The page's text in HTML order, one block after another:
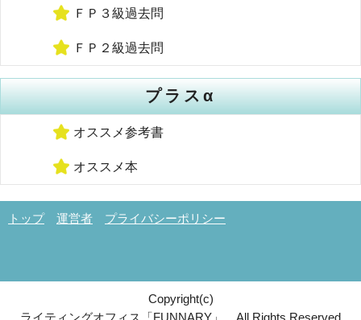
ＦＰ３級過去問
ＦＰ２級過去問
プラスα
オススメ参考書
オススメ本
トップ 運営者 プライバシーポリシー
Copyright(c)